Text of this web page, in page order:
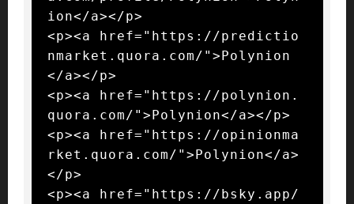
ion</a></p>
<p><a href="https://predictio
nmarket.quora.com/">Polynion
</a></p>
<p><a href="https://polynion.
quora.com/">Polynion</a></p>
<p><a href="https://opinionma
rket.quora.com/">Polynion</a>
</p>
<p><a href="https://bsky.app/